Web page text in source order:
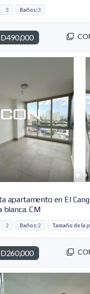
3 Baños:3
apartamento en El
blanca. CM
2 Baños:2 Tamaño de la